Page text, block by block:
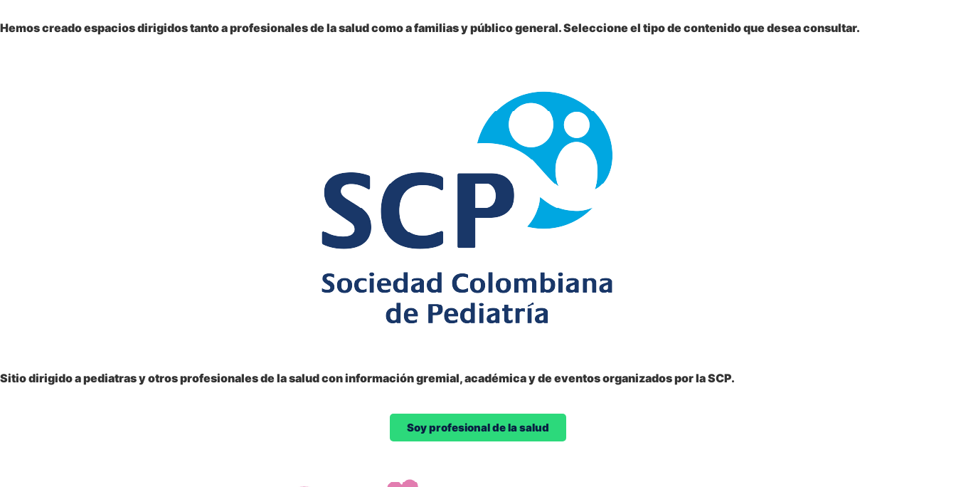
Hemos creado espacios dirigidos tanto a profesionales de la salud como a familias y público general. Seleccione el tipo de contenido que desea consultar.
Sitio dirigido apediatras y otros profesionalesde la salud con información gremial, académica y de eventos organizados por la SCP.
Soy profesional de la salud